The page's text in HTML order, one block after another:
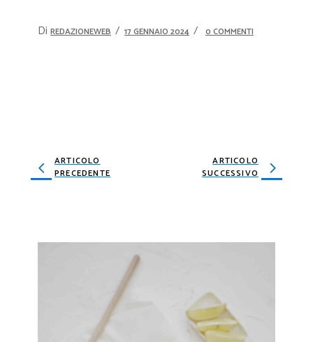
Di REDAZIONEWEB 17 GENNAIO 2024 0 COMMENTI
ARTICOLO
PRECEDENTE
ARTICOLO
SUCCESSIVO